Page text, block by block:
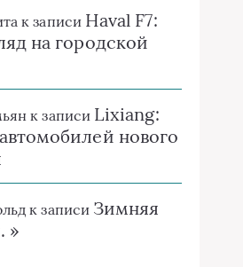
к записи Haval F7:
на городской
к записи Lixiang:
нового
к записи Зимняя
»